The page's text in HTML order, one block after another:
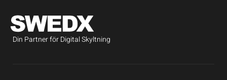
Din Partner för Digital Skyltning